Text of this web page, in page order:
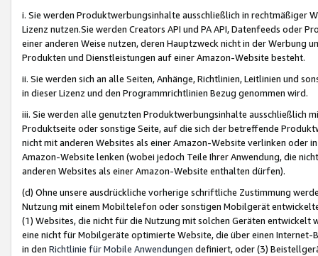
i. Sie werden Produktwerbungsinhalte ausschließlich in rechtmäßiger
Lizenz nutzen.Sie werden Creators API und PA API, Datenfeeds oder
einer anderen Weise nutzen, deren Hauptzweck nicht in der Werbung
Produkten und Dienstleistungen auf einer Amazon-Website besteht.
ii. Sie werden sich an alle Seiten, Anhänge, Richtlinien, Leitlinien und
in dieser Lizenz und den Programmrichtlinien Bezug genommen wird.
iii. Sie werden alle genutzten Produktwerbungsinhalte ausschließlich
Produktseite oder sonstige Seite, auf die sich der betreffende
nicht mit anderen Websites als einer Amazon-Website verlinken oder
Amazon-Website lenken (wobei jedoch Teile Ihrer Anwendung, die
anderen Websites als einer Amazon-Website enthalten dürfen).
(d) Ohne unsere ausdrückliche vorherige schriftliche Zustimmung
Nutzung mit einem Mobiltelefon oder sonstigen Mobilgerät
(1) Websites, die nicht für die Nutzung mit solchen Geräten
eine nicht für Mobilgeräte optimierte Website, die über einen
in den Richtlinie für Mobile Anwendungen definiert, oder (3)